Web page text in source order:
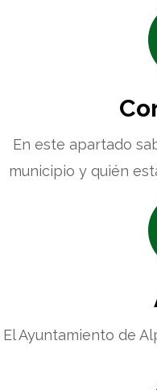
En este apartado
municipio y quién
El Ayuntamiento de